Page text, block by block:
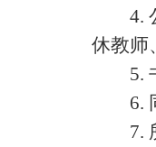
4.
休教师
5.
6.
7.